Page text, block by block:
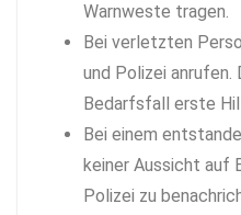
Warnweste tragen.
Bei verletzten
und Polizei anrufen.
Bedarfsfall erste
Bei einem
keiner Aussicht auf
Polizei zu